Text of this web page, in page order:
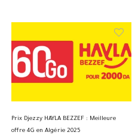
Prix Djezzy HAYLA BEZZEF : Meilleure
offre 4G en Algérie 2025